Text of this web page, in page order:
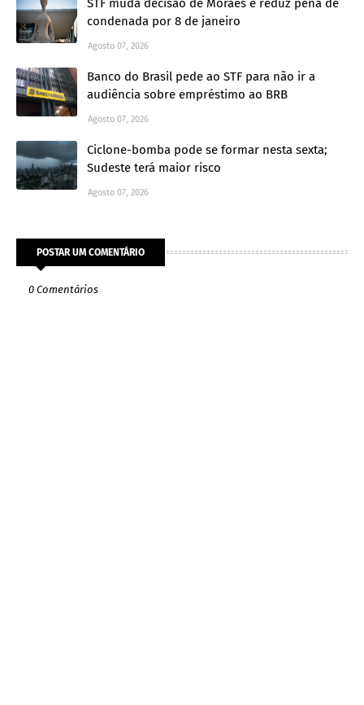
STF muda decisão de Moraes e reduz pena de
condenada por 8 de janeiro
Agosto 07, 2026
Banco do Brasil pede ao STF para não ir a
audiência sobre empréstimo ao BRB
Agosto 07, 2026
Ciclone-bomba pode se formar nesta sexta;
Sudeste terá maior risco
Agosto 07, 2026
POSTAR UM COMENTÁRIO
0 Comentários